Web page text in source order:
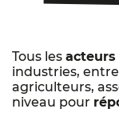
Tous les
industries,
agriculteurs,
niveau pour